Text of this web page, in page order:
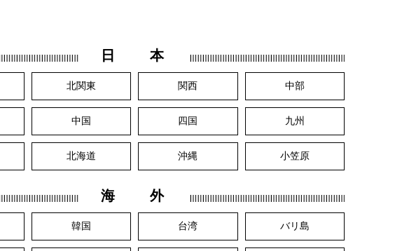
日 本
北関東 関西 中部
中国 四国 九州
北海道 沖縄 小笠原
海 外
韓国 台湾 バリ島